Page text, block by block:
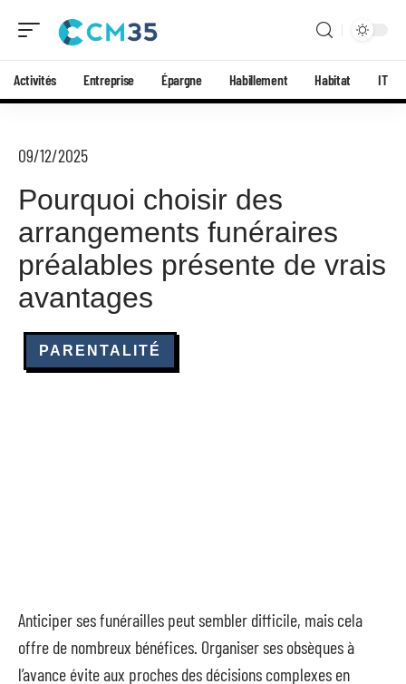
Activités Entreprise Épargne Habillement Habitat IT
09/12/2025
Pourquoi choisir des
arrangements funéraires
préalables présente de vrais
avantages
PARENTALITÉ
Anticiper ses funérailles peut sembler difficile, mais cela
offre de nombreux bénéfices. Organiser ses obsèques à
l’avance évite aux proches des décisions complexes en